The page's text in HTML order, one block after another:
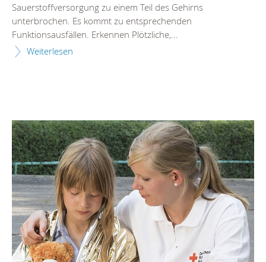
Sauerstoffversorgung zu einem Teil des Gehirns
unterbrochen. Es kommt zu entsprechenden
Funktionsausfällen. Erkennen Plötzliche,...
Weiterlesen